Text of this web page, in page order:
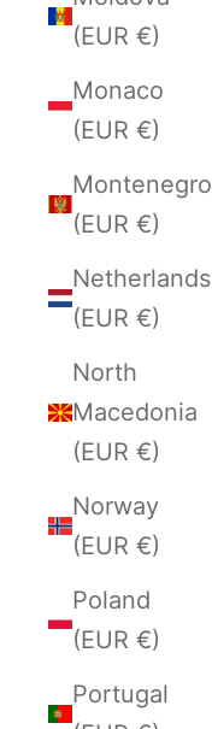
(EUR €)
Monaco
(EUR €)
Montenegro
(EUR €)
Netherlands
(EUR €)
North
Macedonia
(EUR €)
Norway
(EUR €)
Poland
(EUR €)
Portugal